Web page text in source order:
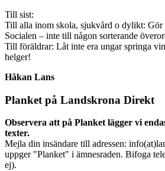
Till sist:
Till alla inom skola, sjukvård o dylikt: Gör
Socialen – inte till någon sorterande
Till föräldrar: Låt inte era ungar springa
helger!
Håkan Lans
Planket på Landskrona Direkt
Observera att på Planket lägger vi
texter.
Mejla din insändare till adressen:
uppger "Planket" i ämnesraden. Bifoga
ej).